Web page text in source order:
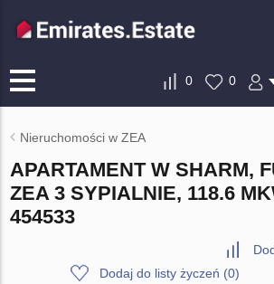
0 0
Nieruchomości w ZEA
APARTAMENT W SHARM,
ZEA 3 SYPIALNIE, 118.6
454533
Dodaj do listy życzeń (0)